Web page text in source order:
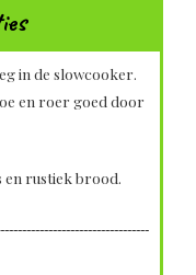
in de slowcooker.
en roer goed door
en rustiek brood.